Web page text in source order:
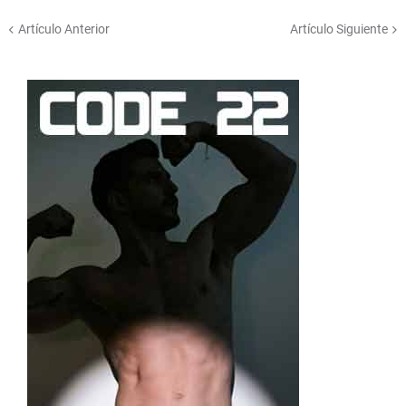
Artículo Anterior Artículo Siguiente